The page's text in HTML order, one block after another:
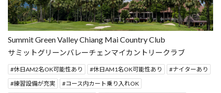
Summit Green Valley Chiang Mai Country Club
サミットグリーンバレーチェンマイカントリークラブ
休日AM2名OK可能性あり 休日AM1名OK可能性あり
ナイターあり
練習設備が充実
コース内カート乗り入れOK